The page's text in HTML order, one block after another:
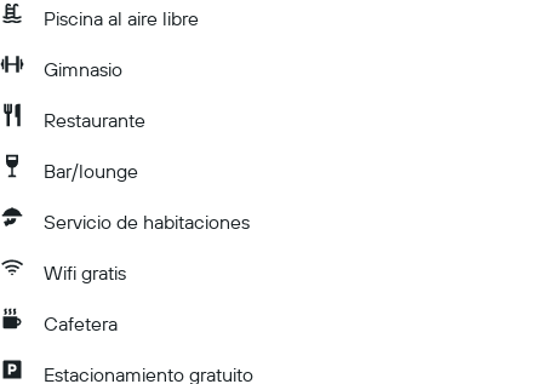
Piscina al aire libre
Gimnasio
Restaurante
Bar/lounge
Servicio de habitaciones
Wifi gratis
Cafetera
Estacionamiento gratuito